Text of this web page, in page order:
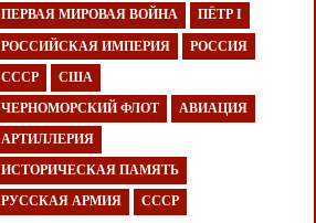
ПЕРВАЯ МИРОВАЯ ВОЙНА ПЁТР I
РОССИЙСКАЯ ИМПЕРИЯ РОССИЯ
СССР США
ЧЕРНОМОРСКИЙ ФЛОТ АВИАЦИЯ
АРТИЛЛЕРИЯ
ИСТОРИЧЕСКАЯ ПАМЯТЬ
РУССКАЯ АРМИЯ СССР